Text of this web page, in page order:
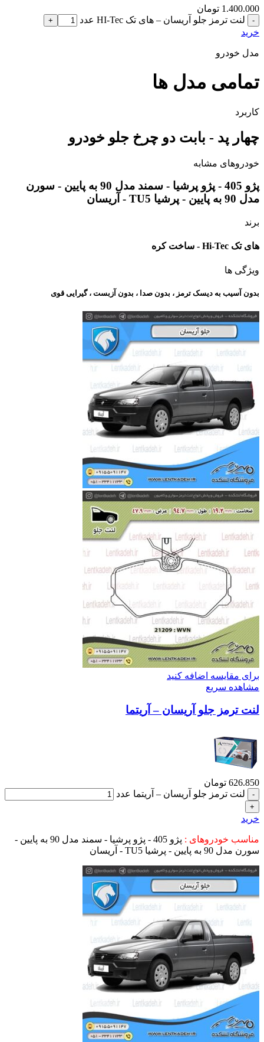
1.400.000 تومان
لنت ترمز جلو آریسان – های تک HI-Tec عدد
خرید
مدل خودرو
تمامی مدل ها
کاربرد
چهار پد - بابت دو چرخ جلو خودرو
خودروهای مشابه
پژو 405 - پژو پرشیا - سمند مدل 90 به پایین - سورن
مدل 90 به پایین - پرشیا TU5 - آریسان
برند
های تک Hi-Tec - ساخت کره
ویژگی ها
بدون آسیب به دیسک ترمز ، بدون صدا ، بدون آزبست ، گیرایی قوی​
برای مقایسه اضافه کنید
مشاهده سریع
لنت ترمز جلو آریسان – آریتما
626.850 تومان
لنت ترمز جلو آریسان – آریتما عدد
خرید
مناسب خودروهای :
پژو 405 - پژو پرشیا - سمند مدل 90 به پایین -
سورن مدل 90 به پایین - پرشیا TU5 - آریسان